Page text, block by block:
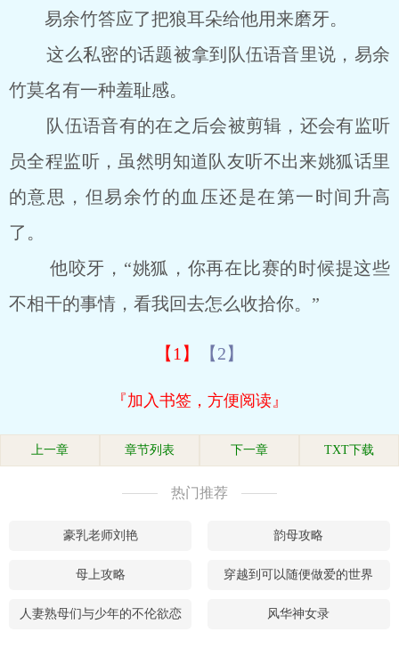
易余竹答应了把狼耳朵给他用来磨牙。
这么私密的话题被拿到队伍语音里说，易余
竹莫名有一种羞耻感。
队伍语音有的在之后会被剪辑，还会有监听
员全程监听，虽然明知道队友听不出来姚狐话里
的意思，但易余竹的血压还是在第一时间升高
了。
他咬牙，“姚狐，你再在比赛的时候提这些
不相干的事情，看我回去怎么收拾你。”
【1】 【2】
『加入书签，方便阅读』
上一章 章节列表 下一章 TXT下载
热门推荐
豪乳老师刘艳 韵母攻略
母上攻略 穿越到可以随便做爱的世界
人妻熟母们与少年的不伦欲恋 风华神女录